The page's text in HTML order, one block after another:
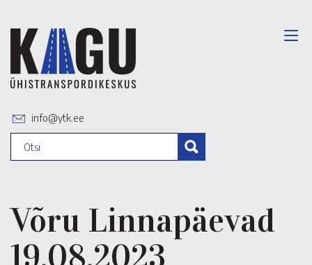
info@ytk.ee
Võru Linnapäevad
19.08.2023